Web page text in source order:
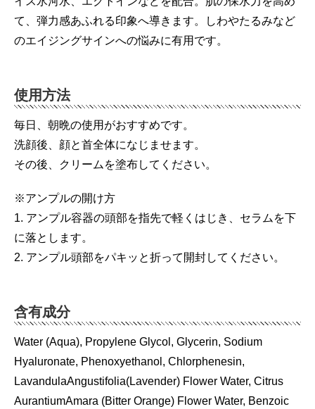
て、弾力感あふれる印象へ導きます。しわやたるみなど
のエイジングサインへの悩みに有用です。
使用方法
毎日、朝晩の使用がおすすめです。
洗顔後、顔と首全体になじませます。
その後、クリームを塗布してください。
※アンプルの開け方
1. アンプル容器の頭部を指先で軽くはじき、セラムを下
に落とします。
2. アンプル頭部をパキッと折って開封してください。
含有成分
Water (Aqua), Propylene Glycol, Glycerin, Sodium
Hyaluronate, Phenoxyethanol, Chlorphenesin,
LavandulaAngustifolia(Lavender) Flower Water, Citrus
AurantiumAmara (Bitter Orange) Flower Water, Benzoic